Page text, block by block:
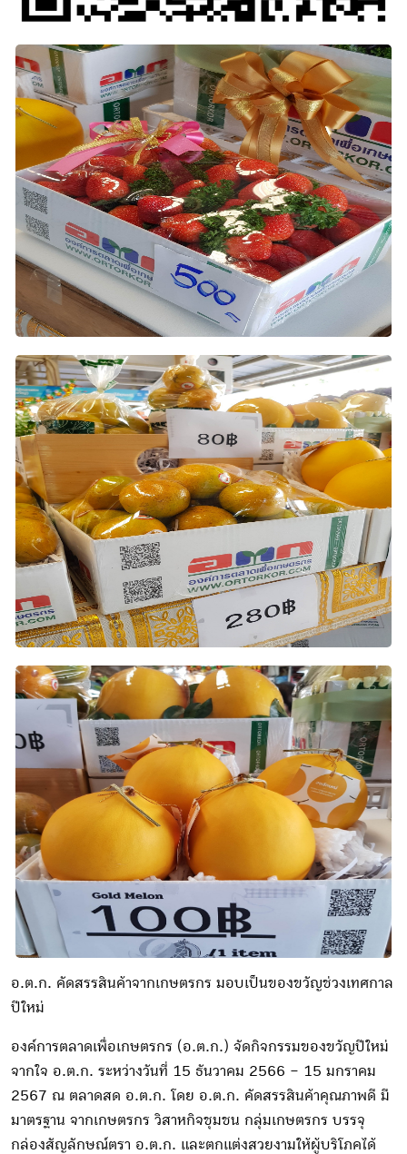
อ.ต.ก. คัดสรรสินค้าจากเกษตรกร มอบเป็นของขวัญช่วงเทศกาล
ปีใหม่
องค์การตลาดเพื่อเกษตรกร (อ.ต.ก.) จัดกิจกรรมของขวัญปีใหม่
จากใจ อ.ต.ก. ระหว่างวันที่ 15 ธันวาคม 2566 – 15 มกราคม
2567 ณ ตลาดสด อ.ต.ก. โดย อ.ต.ก. คัดสรรสินค้าคุณภาพดี มี
มาตรฐาน จากเกษตรกร วิสาหกิจชุมชน กลุ่มเกษตรกร บรรจุ
กล่องสัญลักษณ์ตรา อ.ต.ก. และตกแต่งสวยงามให้ผู้บริโภคได้